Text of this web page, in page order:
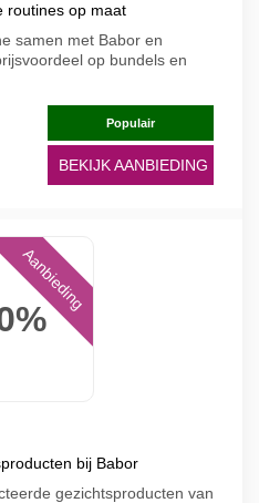
routines op maat
samen met Babor en
op bundels en
Populair
BEKIJK AANBIEDING
Aanbieding
bij Babor
gezichtsproducten van